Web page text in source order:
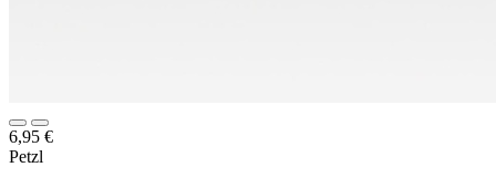
6,95 €
Petzl